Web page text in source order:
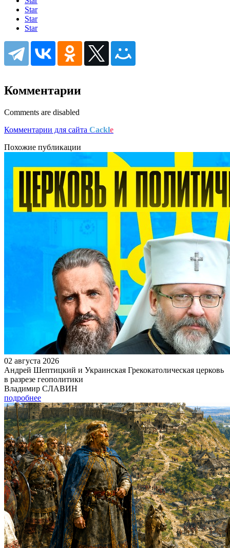
Star
Star
Star
Комментарии
Comments are disabled
Комментарии для сайта Cackle
Похожие публикации
02 августа 2026
Андрей Шептицкий и Украинская Грекокатолическая церковь
в разрезе геополитики
Владимир СЛАВИН
подробнее